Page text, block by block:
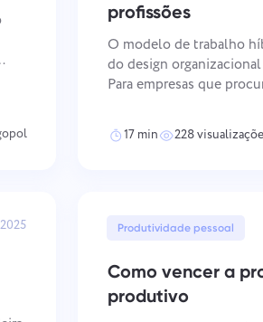
profissões
O modelo de trabalho
do design
Para empresas que
se o trabalho híbrido é vi
17 min 228
Produtividade pessoal
Como vencer a
produtivo